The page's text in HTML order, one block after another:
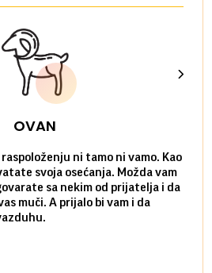
OVAN
ni tamo ni vamo. Kao
svoja osećanja. Možda vam
sa nekim od prijatelja i da
muči. A prijalo bi vam i da